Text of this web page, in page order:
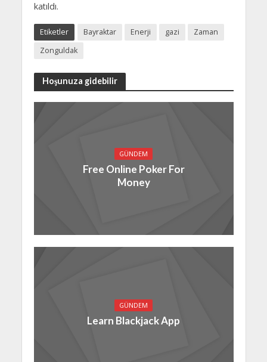
katıldı.
Etiketler Bayraktar Enerji gazi
Zaman
Zonguldak
Hoşunuza gidebilir
GÜNDEM
Free Online Poker For
Money
GÜNDEM
Learn Blackjack App